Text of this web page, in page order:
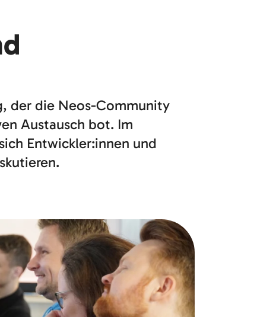
der die Neos-Community
Austausch bot. Im
Entwickler:innen und